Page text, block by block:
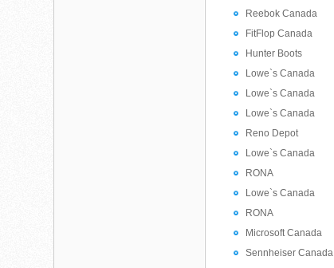
Reebok Canada
FitFlop Canada
Hunter Boots
Lowe`s Canada
Lowe`s Canada
Lowe`s Canada
Reno Depot
Lowe`s Canada
RONA
Lowe`s Canada
RONA
Microsoft Canada
Sennheiser Canada